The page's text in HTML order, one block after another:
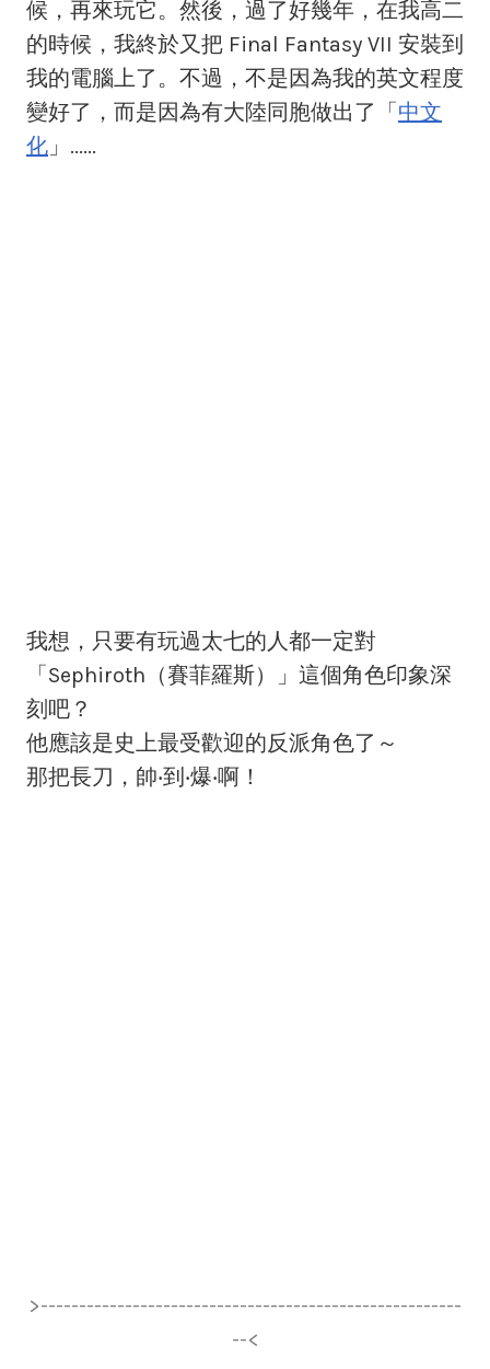
候，再來玩它。然後，過了好幾年，在我高二
的時候，我終於又把 Final Fantasy VII 安裝到
我的電腦上了。不過，不是因為我的英文程度
變好了，而是因為有大陸同胞做出了「 中文
化 」......
我想，只要有玩過太七的人都一定對
「Sephiroth（賽菲羅斯）」這個角色印象深
刻吧？
他應該是史上最受歡迎的反派角色了～
那把長刀，帥‧到‧爆‧啊！
>-------------------------------------------------------
--<